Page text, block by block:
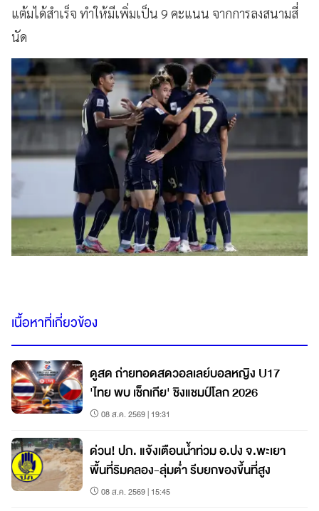
แต้มได้สำเร็จ ทำให้มีเพิ่มเป็น 9 คะแนน จากการลงสนามสี่
นัด
เนื้อหาที่เกี่ยวข้อง
ดูสด ถ่ายทอดสดวอลเลย์บอลหญิง U17
'ไทย พบ เช็กเกีย' ชิงแชมป์โลก 2026
08 ส.ค. 2569 | 19:31
ด่วน! ปภ. แจ้งเตือนน้ำท่วม อ.ปง จ.พะเยา
พื้นที่ริมคลอง-ลุ่มต่ำ รีบยกของขึ้นที่สูง
08 ส.ค. 2569 | 15:45